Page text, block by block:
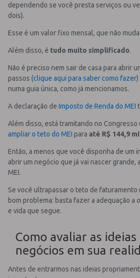
dependendo se você presta serviços ou
dois).
Esse é um valor fixo mensal, que não
Além disso, é tudo muito simplificado.
Não é preciso nem sair de casa para abrir
passos (clique aqui para saber como fazer)
numa guia única, como já mencionamos.
A declaração de Imposto de Renda do MEI
Além disso, está tramitando no Congresso
ampliar o teto do MEI para até R$ 144,9
Então, a menos que você disponha de um
abrir um negócio que já vai nascer grande,
MEI.
Se você ultrapassar o teto de faturamento
bom problema: basta fazer a adequação a
e vida que segue.
Como avaliar as ideias
negócios em sua
Antes de entrarmos nas ideias